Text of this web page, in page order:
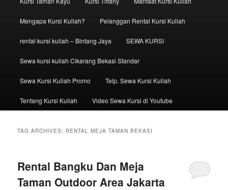
Mengapa Kursi Kuliah? Pelanggan Rental Kursi Kuliah
rental kursi kuliah – Bintang Jaya SEWA KURSI
Sewa kursi kuliah Cikarang Bekasi Standar
Sewa Kursi Kuliah Promo Telp. Sewa Kursi Kuliah
Tentang Kursi Kuliah Video Sewa Kursi di Youtube
TAG ARCHIVES: RENTAL MEJA TAMAN BEKASI
Rental Bangku Dan Meja
Taman Outdoor Area Jakarta